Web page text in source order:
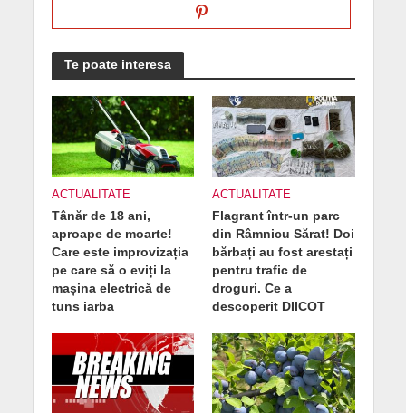
Te poate interesa
ACTUALITATE
Tânăr de 18 ani,
aproape de moarte!
Care este improvizația
pe care să o eviți la
mașina electrică de
tuns iarba
ACTUALITATE
Flagrant într-un parc
din Râmnicu Sărat! Doi
bărbați au fost arestați
pentru trafic de
droguri. Ce a
descoperit DIICOT